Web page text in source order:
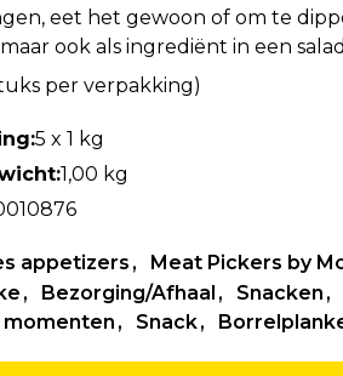
eet het gewoon of om te
ook als ingrediënt in een
per verpakking)
5 x 1 kg
1,00 kg
appetizers Meat Pickers by
Bezorging/Afhaal Snacken
momenten
Snack